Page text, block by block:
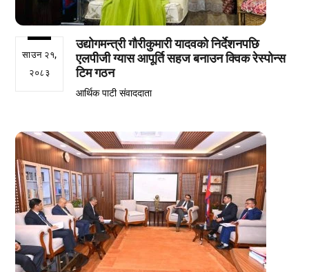
साउन २१,
२०८३
उद्योगमन्त्री गौरीकुमारी यादवको निर्देशनपछि
एलपीजी ग्यास आपूर्ति सहज बनाउन क्विक रेस्पोन्स
टिम गठन
आर्थिक पाटी संवाददाता